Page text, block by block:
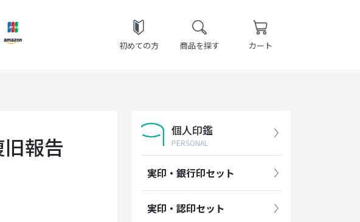
初めての方 商品を探す カート
報告
個人印鑑
PERSONAL
実印・銀行印セット
実印・認印セット